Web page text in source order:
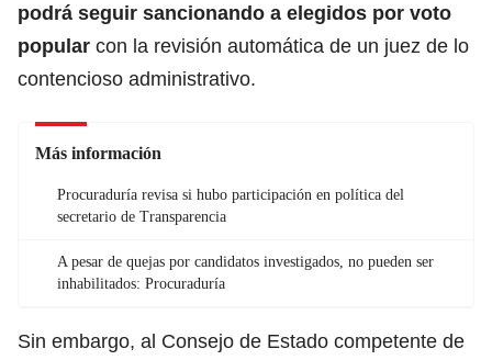
podrá seguir sancionando a elegidos por voto
popular con la revisión automática de un juez de lo
contencioso administrativo.
Más información
Procuraduría revisa si hubo participación en política del
secretario de Transparencia
A pesar de quejas por candidatos investigados, no pueden ser
inhabilitados: Procuraduría
Sin embargo, al Consejo de Estado competente de